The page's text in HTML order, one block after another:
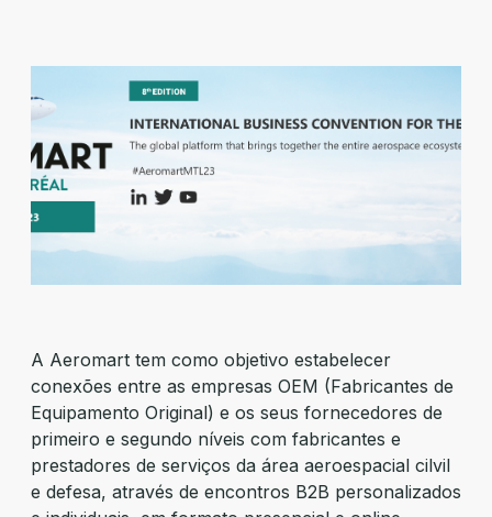
A Aeromart tem como objetivo estabelecer
conexões entre as empresas OEM (Fabricantes de
Equipamento Original) e os seus fornecedores de
primeiro e segundo níveis com fabricantes e
prestadores de serviços da área aeroespacial cilvil
e defesa, através de encontros B2B personalizados